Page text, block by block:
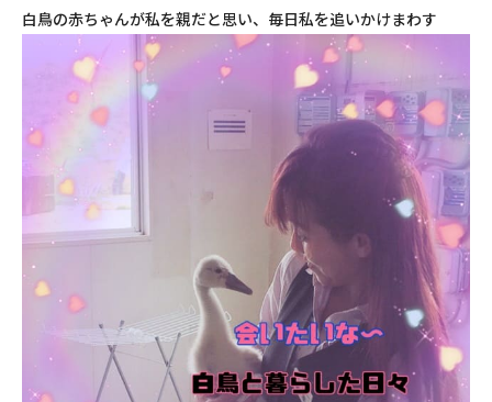
白鳥の赤ちゃんが私を親だと思い、毎日私を追いかけまわす